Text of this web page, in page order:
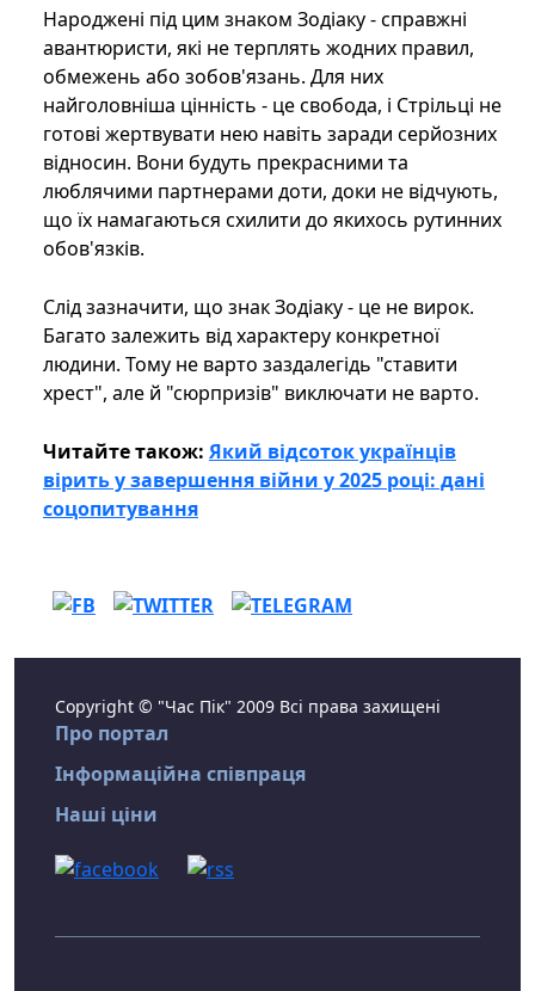
Народжені під цим знаком Зодіаку - справжні
авантюристи, які не терплять жодних правил,
обмежень або зобов'язань. Для них
найголовніша цінність - це свобода, і Стрільці не
готові жертвувати нею навіть заради серйозних
відносин. Вони будуть прекрасними та
люблячими партнерами доти, доки не відчують,
що їх намагаються схилити до якихось рутинних
обов'язків.
Слід зазначити, що знак Зодіаку - це не вирок.
Багато залежить від характеру конкретної
людини. Тому не варто заздалегідь "ставити
хрест", але й "сюрпризів" виключати не варто.
Читайте також: Який відсоток українців
вірить у завершення війни у ​​2025 році: дані
соцопитування
Copyright © "Час Пік" 2009 Всі права захищені
Про портал
Інформаційна співпраця
Наші ціни